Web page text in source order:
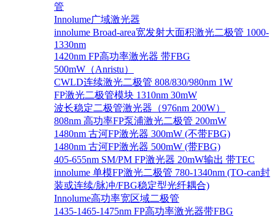
管
Innolume广域激光器
innolume Broad-area宽发射大面积激光二极管 1000-
1330nm
1420nm FP高功率激光器 带FBG
500mW（Anristu）
CWLD连续激光二极管 808/830/980nm 1W
FP激光二极管模块 1310nm 30mW
波长稳定二极管激光器（976nm 200W）
808nm 高功率FP泵浦激光二极管 200mW
1480nm 古河FP激光器 300mW (不带FBG)
1480nm 古河FP激光器 500mW (带FBG)
405-655nm SM/PM FP激光器 20mW输出 带TEC
innolume 单模FP激光二极管 780-1340nm (TO-can封
装或连续/脉冲/FBG稳定型光纤耦合)
Innolume高功率宽区域二极管
1435-1465-1475nm FP高功率激光器带FBG